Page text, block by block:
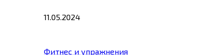
11.05.2024
Фитнес и упражнения